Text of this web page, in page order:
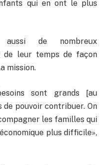
qui en ont le plus
de nombreux
de leur temps de façon
mission.
sont grands [au
de pouvoir contribuer. On
les familles qui
plus difficile»,